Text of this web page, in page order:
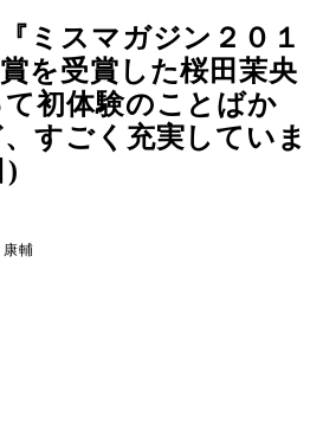
ミスマガジン２０１
を受賞した桜田茉央
て初体験のことばか
すごく充実していま
)
輔